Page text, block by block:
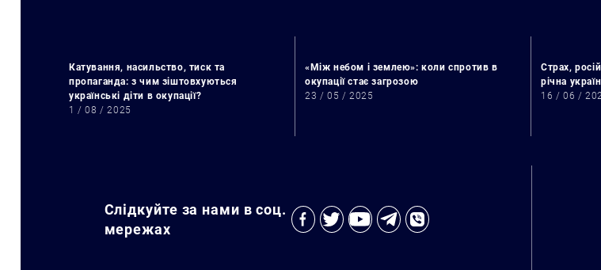
Катування, насильство, тиск та
пропаганда: з чим зіштовхуються
українські діти в окупації?
1 / 08 / 2025
«Між небом і землею»: коли спротив в
окупації стає загрозою
23 / 05 / 2025
Страх,
річна
16 / 06 /
Слідкуйте за нами в соц.
мережах